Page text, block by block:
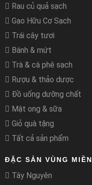
Rau củ quả sạch
Gạo Hữu Cơ Sạch
Trái cây tươi
Bánh & mứt
Trà & cà phê sạch
Rượu & thảo dược
Đồ uống dưỡng chất
Mật ong & sữa
Giỏ quà tặng
Tất cả sản phẩm
ĐẶC SẢN VÙNG MIỀN
Tây Nguyên